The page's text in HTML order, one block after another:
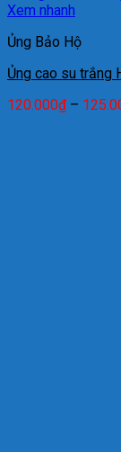
Xem nhanh
Ủng Bảo Hộ
Ủng cao su trắng
120.000₫ –